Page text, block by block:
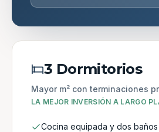
3 Dormitorios
Mayor m² con terminaciones
LA MEJOR INVERSIÓN A LARGO
Cocina equipada y dos